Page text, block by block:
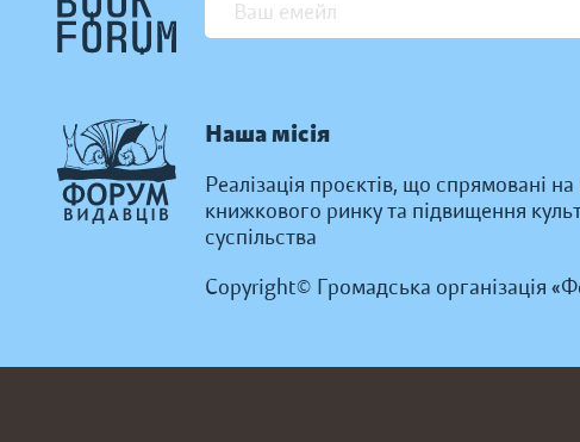
Наша місія
Реалізація проєктів, що спрямовані
книжкового ринку та підвищення
суспільства
Copyright© Громадська організація